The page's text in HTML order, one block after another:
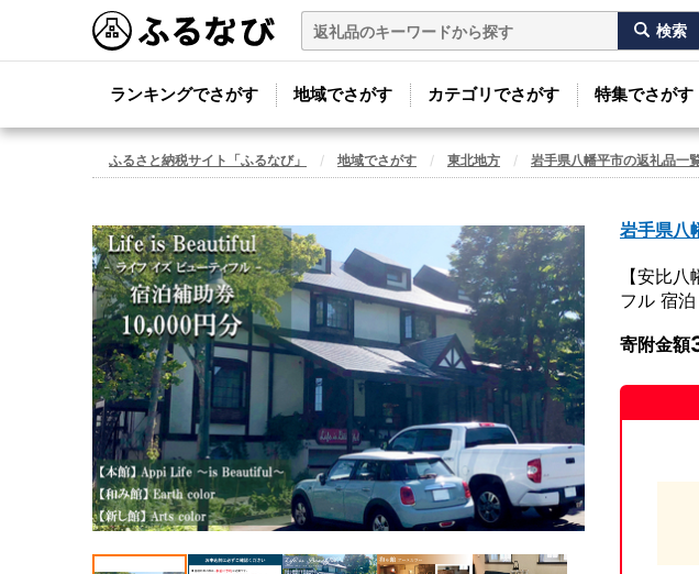
ランキングでさがす 地域でさがす カテゴリでさがす 特集でさがす
ふるさと納税サイト「ふるなび」 地域でさがす 東北地方 岩手県八幡平市の返礼品一
岩手県八
【安比
フル 宿
寄附金額